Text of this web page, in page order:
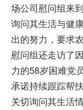
场公司慰问组来
询问其生活与健
出的努力，要求
慰问组还走访了
力的58岁困难党
承诺持续跟踪帮
关切询问其生活情